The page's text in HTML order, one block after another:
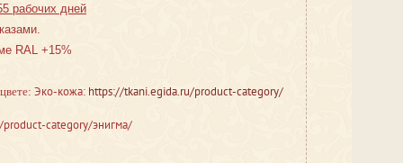
рабочих дней
RAL +15%
Эко-кожа: https://tkani.egida.ru/product-category/
category/энигма/